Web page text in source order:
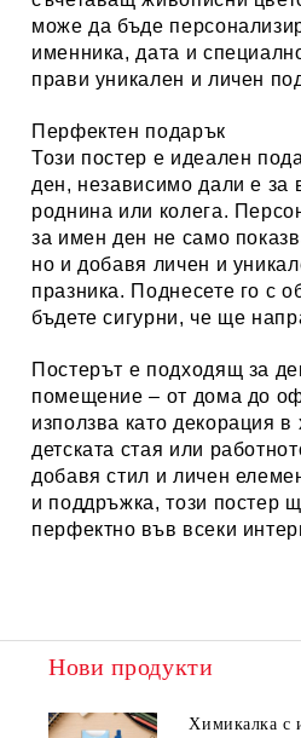
може да бъде
именника, дата и
прави уникален и личен
Перфектен подарък
Този постер е идеален
ден, независимо дали е за
роднина или колега.
за имен ден не само
но и добавя личен и
празника. Поднесете го с
бъдете сигурни, че ще
Постерът е подходящ за
помещение – от дома до
използва като декорация в
детската стая или
добавя стил и личен
и поддръжка, този постер
перфектно във всеки
Нови продукти
Химикалка с